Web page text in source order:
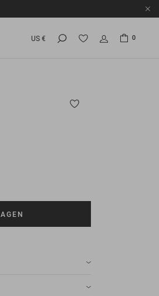
US € 0